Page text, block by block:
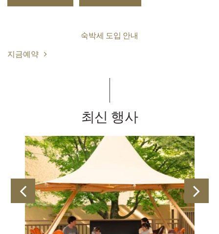
숙박세 도입 안내
지금예약
최신 행사